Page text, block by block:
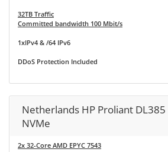
32TB Traffic
Committed bandwidth 100 Mbit/s
1xIPv4 & /64 IPv6
DDoS Protection Included
Netherlands HP Proliant DL385
NVMe
2x 32-Core AMD EPYC 7543